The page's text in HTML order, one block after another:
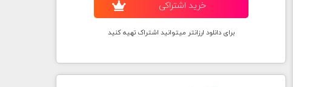
خريد اشتراکی
برای دانلود ارزانتر میتوانید اشتراک تهیه کنید